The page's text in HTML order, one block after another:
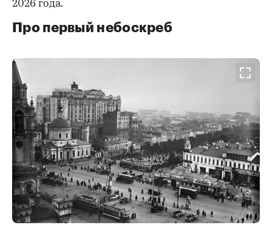
2026 года.
Про первый небоскреб
00:00 / 00:00